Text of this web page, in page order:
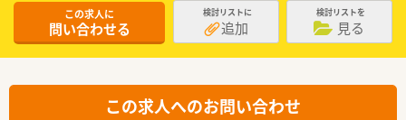
この求人に
問い合わせる
検討リストに
追加
検討リストを
見る
この求人へのお問い合わせ